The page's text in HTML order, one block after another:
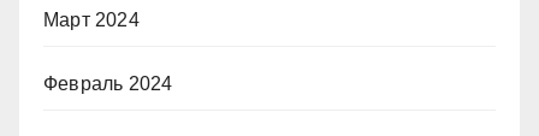
Март 2024
Февраль 2024